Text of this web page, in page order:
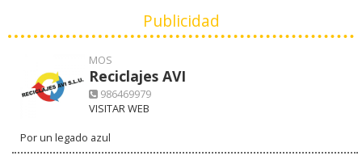
Publicidad
MOS
Reciclajes AVI
986469979
VISITAR WEB
Por un legado azul